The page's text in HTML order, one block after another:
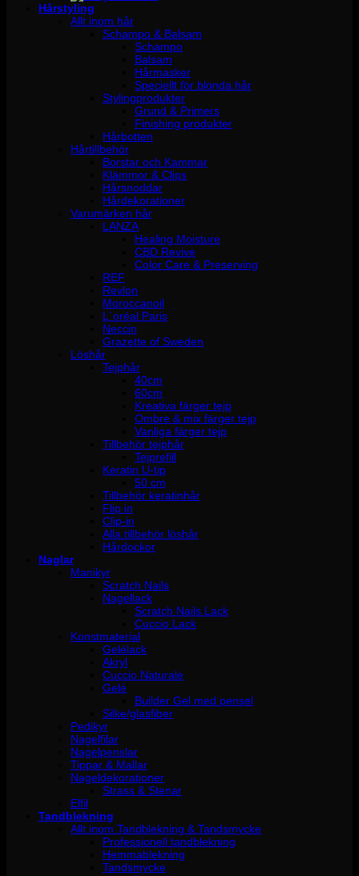
Hårstyling
Allt inom hår
Schampo & Balsam
Schampo
Balsam
Hårmasker
Speciellt för blonda hår
Stylingprodukter
Grund & Primers
Finishing produkter
Hårbotten
Hårtillbehör
Borstar och Kammar
Klämmor & Clips
Hårsnoddar
Hårdekorationer
Varumärken hår
LANZA
Healing Moisture
CBD Revive
Color Care & Preserving
REF
Revlon
Moroccanoil
L´oréal Paris
Neccin
Grazette of Sweden
Löshår
Tejphår
40cm
60cm
Kreativa färger tejp
Ombre & mix färger tejp
Vanliga färger tejp
Tillbehör tejphår
Tejprefill
Keratin U-tip
50 cm
Tillbehör keratinhår
Flip in
Clip-in
Alla tillbehör löshår
Hårdockor
Naglar
Manikyr
Scratch Nails
Nagellack
Scratch Nails Lack
Cuccio Lack
Konstmaterial
Gelélack
Akryl
Cuccio Naturale
Gelé
Builder Gel med pensel
Silke/glasfiber
Pedikyr
Nagelfilar
Nagelpenslar
Tippar & Mallar
Nageldekorationer
Strass & Stenar
Elfil
Tandblekning
Allt inom Tandblekning & Tandsmycke
Professionell tandblekning
Hemmablekning
Tandsmycke